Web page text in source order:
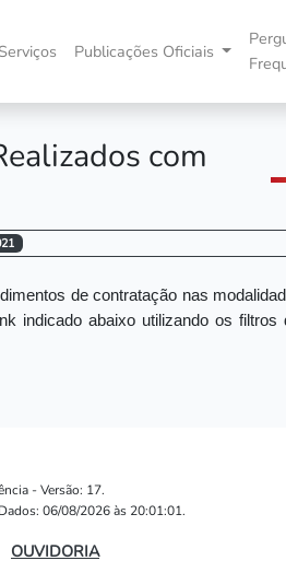
Serviços Publicações Oficiais
com
de contratação nas
indicado abaixo utilizando os filtros
- Versão: 17.
06/08/2026 às 20:01:01.
OUVIDORIA